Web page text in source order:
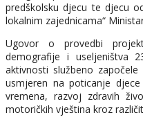
predškolsku djecu te djecu
lokalnim zajednicama“
Ugovor o provedbi
demografije i useljeništva
aktivnosti službeno
usmjeren na poticanje
vremena, razvoj zdravih
motoričkih vještina kroz